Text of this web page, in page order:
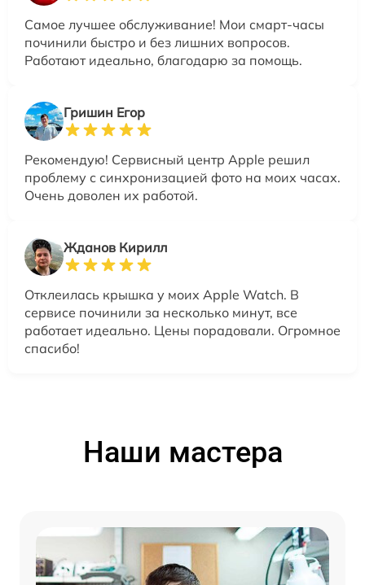
Самое лучшее обслуживание! Мои смарт-часы
починили быстро и без лишних вопросов.
Работают идеально, благодарю за помощь.
Гришин Егор
Рекомендую! Сервисный центр Apple решил
проблему с синхронизацией фото на моих часах.
Очень доволен их работой.
Жданов Кирилл
Отклеилась крышка у моих Apple Watch. В
сервисе починили за несколько минут, все
работает идеально. Цены порадовали. Огромное
спасибо!
Наши мастера